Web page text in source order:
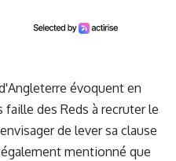
évoquent en
des Reds à recruter le
de lever sa clause
mentionné que